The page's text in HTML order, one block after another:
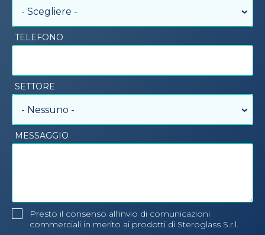
- Scegliere -
TELEFONO
SETTORE
- Nessuno -
MESSAGGIO
Presto il consenso all'invio di comunicazioni
commerciali in merito ai prodotti di Steroglass S.r.l.